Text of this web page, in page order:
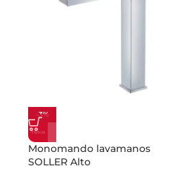
-3%
Monomando lavamanos
SOLLER Alto